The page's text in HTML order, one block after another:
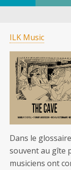
ILK Music
Dans le
souvent au gîte
musiciens ont